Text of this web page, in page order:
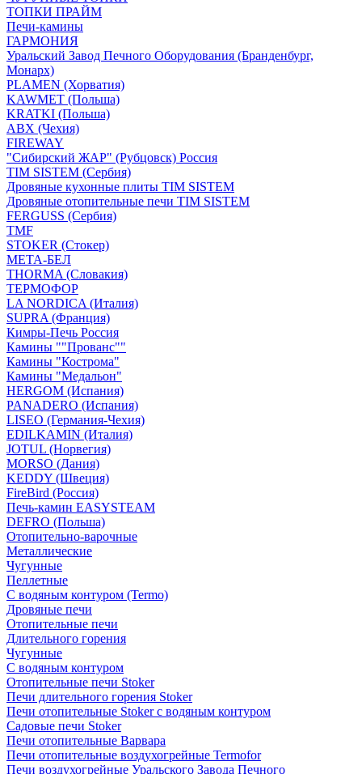
ТОПКИ ПРАЙМ
Печи-камины
ГАРМОНИЯ
Уральский Завод Печного Оборудования (Бранденбург,
Монарх)
PLAMEN (Хорватия)
KAWMET (Польша)
KRATKI (Польша)
ABX (Чехия)
FIREWAY
"Сибирский ЖАР" (Рубцовск) Россия
TIM SISTEM (Сербия)
Дровяные кухонные плиты TIM SISTEM
Дровяные отопительные печи TIM SISTEM
FERGUSS (Сербия)
TMF
STOKER (Стокер)
МЕТА-БЕЛ
THORMA (Словакия)
ТЕРМОФОР
LA NORDICA (Италия)
SUPRA (Франция)
Кимры-Печь Россия
Камины ""Прованс""
Камины "Кострома"
Камины "Медальон"
HERGOM (Испания)
PANADERO (Испания)
LISEO (Германия-Чехия)
EDILKAMIN (Италия)
JOTUL (Норвегия)
MORSO (Дания)
KEDDY (Швеция)
FireBird (Россия)
Печь-камин EASYSTEAM
DEFRO (Польша)
Отопительно-варочные
Металлические
Чугунные
Пеллетные
С водяным контуром (Termo)
Дровяные печи
Отопительные печи
Длительного горения
Чугунные
C водяным контуром
Отопительные печи Stoker
Печи длительного горения Stoker
Печи отопительные Stoker с водяным контуром
Садовые печи Stoker
Печи отопительные Варвара
Печи отопительные воздухогрейные Termofor
Печи воздухогрейные Уральского Завода Печного